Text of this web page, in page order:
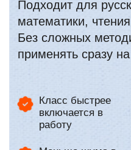
Класс быстрее
включается в
работу
Меньше шума в
начале урока
Записаться